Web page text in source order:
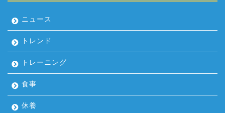
ニュース
トレンド
トレーニング
食事
休養